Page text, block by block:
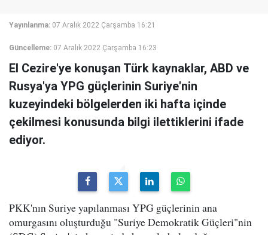
Yayınlanma: 07 Aralık 2022 Çarşamba 16:21
Güncelleme: 07 Aralık 2022 Çarşamba 16:23
El Cezire'ye konuşan Türk kaynaklar, ABD ve
Rusya'ya YPG güçlerinin Suriye'nin
kuzeyindeki bölgelerden iki hafta içinde
çekilmesi konusunda bilgi ilettiklerini ifade
ediyor.
PKK'nın Suriye yapılanması YPG güçlerinin ana
omurgasını oluşturduğu "Suriye Demokratik Güçleri"nin